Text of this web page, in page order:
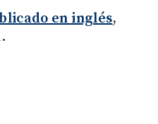
en inglés,